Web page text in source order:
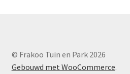
© Frakoo Tuin en Park 2026
Gebouwd met WooCommerce.